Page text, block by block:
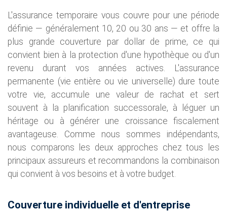
L'assurance temporaire vous couvre pour une période
définie — généralement 10, 20 ou 30 ans — et offre la
plus grande couverture par dollar de prime, ce qui
convient bien à la protection d'une hypothèque ou d'un
revenu durant vos années actives. L'assurance
permanente (vie entière ou vie universelle) dure toute
votre vie, accumule une valeur de rachat et sert
souvent à la planification successorale, à léguer un
héritage ou à générer une croissance fiscalement
avantageuse. Comme nous sommes indépendants,
nous comparons les deux approches chez tous les
principaux assureurs et recommandons la combinaison
qui convient à vos besoins et à votre budget.
Couverture individuelle et d'entreprise